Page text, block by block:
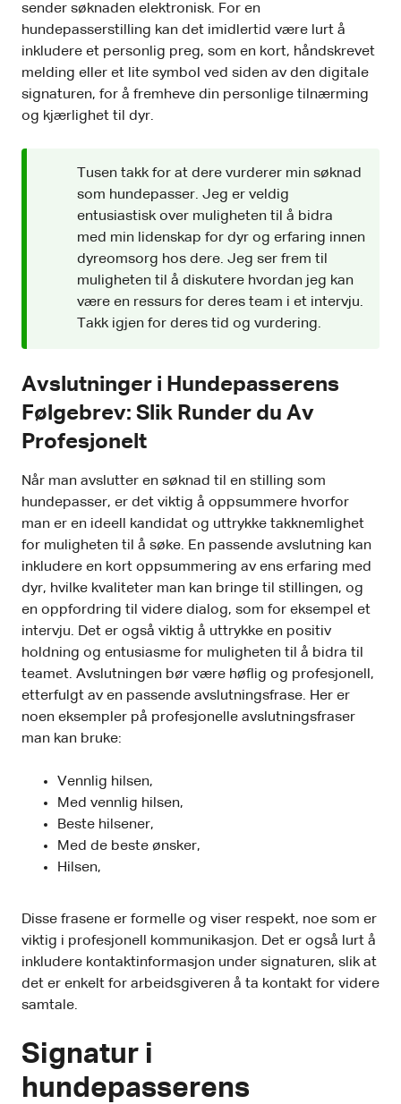
sender søknaden elektronisk. For en
hundepasserstilling kan det imidlertid være lurt å
inkludere et personlig preg, som en kort, håndskrevet
melding eller et lite symbol ved siden av den digitale
signaturen, for å fremheve din personlige tilnærming
og kjærlighet til dyr.
Tusen takk for at dere vurderer min søknad
som hundepasser. Jeg er veldig
entusiastisk over muligheten til å bidra
med min lidenskap for dyr og erfaring innen
dyreomsorg hos dere. Jeg ser frem til
muligheten til å diskutere hvordan jeg kan
være en ressurs for deres team i et intervju.
Takk igjen for deres tid og vurdering.
Avslutninger i Hundepasserens
Følgebrev: Slik Runder du Av
Profesjonelt
Når man avslutter en søknad til en stilling som
hundepasser, er det viktig å oppsummere hvorfor
man er en ideell kandidat og uttrykke takknemlighet
for muligheten til å søke. En passende avslutning kan
inkludere en kort oppsummering av ens erfaring med
dyr, hvilke kvaliteter man kan bringe til stillingen, og
en oppfordring til videre dialog, som for eksempel et
intervju. Det er også viktig å uttrykke en positiv
holdning og entusiasme for muligheten til å bidra til
teamet. Avslutningen bør være høflig og profesjonell,
etterfulgt av en passende avslutningsfrase. Her er
noen eksempler på profesjonelle avslutningsfraser
man kan bruke:
Vennlig hilsen,
Med vennlig hilsen,
Beste hilsener,
Med de beste ønsker,
Hilsen,
Disse frasene er formelle og viser respekt, noe som er
viktig i profesjonell kommunikasjon. Det er også lurt å
inkludere kontaktinformasjon under signaturen, slik at
det er enkelt for arbeidsgiveren å ta kontakt for videre
samtale.
Signatur i
hundepasserens